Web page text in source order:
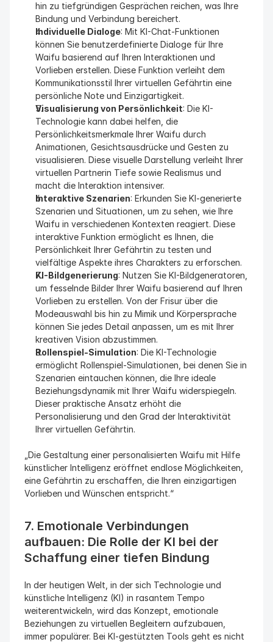
hin zu tiefgründigen Gesprächen reichen, was Ihre
Bindung und Verbindung bereichert.
Individuelle Dialoge: Mit KI-Chat-Funktionen
können Sie benutzerdefinierte Dialoge für Ihre
Waifu basierend auf Ihren Interaktionen und
Vorlieben erstellen. Diese Funktion verleiht dem
Kommunikationsstil Ihrer virtuellen Gefährtin eine
persönliche Note und Einzigartigkeit.
Visualisierung von Persönlichkeit: Die KI-
Technologie kann dabei helfen, die
Persönlichkeitsmerkmale Ihrer Waifu durch
Animationen, Gesichtsausdrücke und Gesten zu
visualisieren. Diese visuelle Darstellung verleiht Ihrer
virtuellen Partnerin Tiefe sowie Realismus und
macht die Interaktion intensiver.
Interaktive Szenarien: Erkunden Sie KI-generierte
Szenarien und Situationen, um zu sehen, wie Ihre
Waifu in verschiedenen Kontexten reagiert. Diese
interaktive Funktion ermöglicht es Ihnen, die
Persönlichkeit Ihrer Gefährtin zu testen und
vielfältige Aspekte ihres Charakters zu erforschen.
KI-Bildgenerierung: Nutzen Sie KI-Bildgeneratoren,
um fesselnde Bilder Ihrer Waifu basierend auf Ihren
Vorlieben zu erstellen. Von der Frisur über die
Modeauswahl bis hin zu Mimik und Körpersprache
können Sie jedes Detail anpassen, um es mit Ihrer
kreativen Vision abzustimmen.
Rollenspiel-Simulation: Die KI-Technologie
ermöglicht Rollenspiel-Simulationen, bei denen Sie in
Szenarien eintauchen können, die Ihre ideale
Beziehungsdynamik mit Ihrer Waifu widerspiegeln.
Dieser praktische Ansatz erhöht die
Personalisierung und den Grad der Interaktivität
Ihrer virtuellen Gefährtin.
„Die Gestaltung einer personalisierten Waifu mit Hilfe
künstlicher Intelligenz eröffnet endlose Möglichkeiten,
eine Gefährtin zu erschaffen, die Ihren einzigartigen
Vorlieben und Wünschen entspricht.“
7. Emotionale Verbindungen
aufbauen: Die Rolle der KI bei der
Schaffung einer tiefen Bindung
In der heutigen Welt, in der sich Technologie und
künstliche Intelligenz (KI) in rasantem Tempo
weiterentwickeln, wird das Konzept, emotionale
Beziehungen zu virtuellen Begleitern aufzubauen,
immer populärer. Bei KI-gestützten Tools geht es nicht